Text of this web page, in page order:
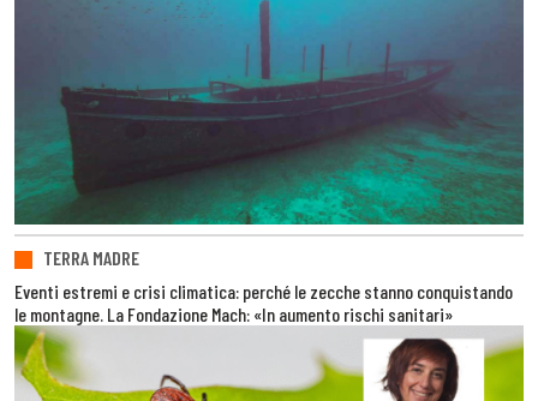
TERRA MADRE
Eventi estremi e crisi climatica: perché le zecche stanno conquistando
le montagne. La Fondazione Mach: «In aumento rischi sanitari»